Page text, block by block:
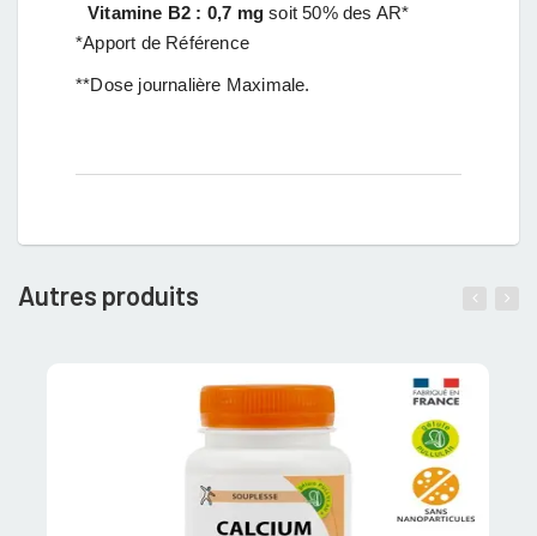
Vitamine B2 : 0,7 mg soit 50% des AR*
*Apport de Référence
**Dose journalière Maximale.
Autres produits